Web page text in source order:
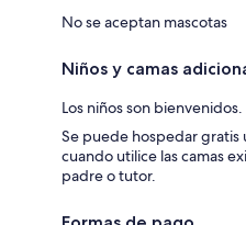
No se aceptan mascotas
Niños y camas
Los niños son bienvenidos.
Se puede hospedar gratis
cuando utilice las camas
padre o tutor.